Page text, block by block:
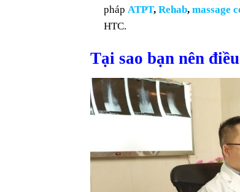
phápATPT,Rehab,massage
HTC.
Tại sao bạn nên